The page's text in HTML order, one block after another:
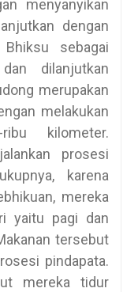
menyanyikan
dengan
sebagai
dilanjutkan
merupakan
melakukan
kilometer.
prosesi
karena
mereka
yaitu pagi dan
tersebut
pindapata.
mereka tidur